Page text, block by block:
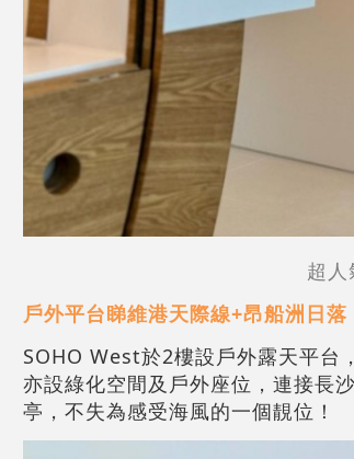
超人
戶外平台睇維港天際線+昂船洲日
SOHO West於2樓設戶外露天平台
亦設綠化空間及戶外座位，連接長
亭，不失為感受海風的一個靚位！